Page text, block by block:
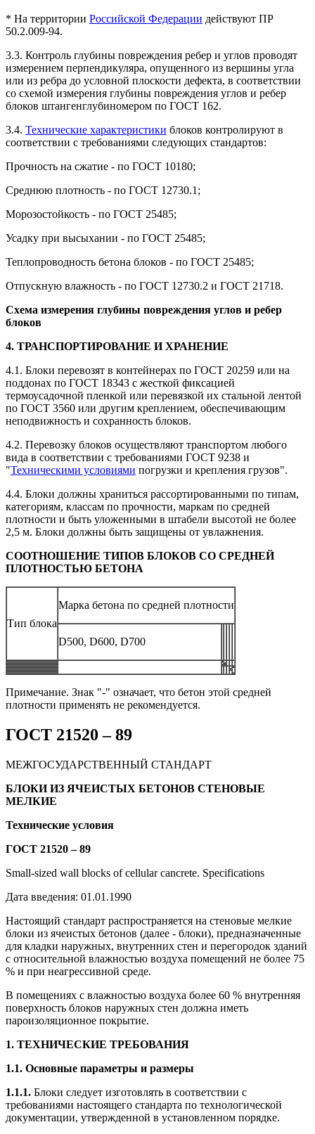
* На территории Российской Федерации действуют ПР
50.2.009-94.
3.3. Контроль глубины повреждения ребер и углов проводят
измерением перпендикуляра, опущенного из вершины угла
или из ребра до условной плоскости дефекта, в соответствии
со схемой измерения глубины повреждения углов и ребер
блоков штангенглубиномером по ГОСТ 162.
3.4. Технические характеристики блоков контролируют в
соответствии с требованиями следующих стандартов:
Прочность на сжатие - по ГОСТ 10180;
Среднюю плотность - по ГОСТ 12730.1;
Морозостойкость - по ГОСТ 25485;
Усадку при высыхании - по ГОСТ 25485;
Теплопроводность бетона блоков - по ГОСТ 25485;
Отпускную влажность - по ГОСТ 12730.2 и ГОСТ 21718.
Схема измерения глубины повреждения углов и ребер
блоков
4. ТРАНСПОРТИРОВАНИЕ И ХРАНЕНИЕ
4.1. Блоки перевозят в контейнерах по ГОСТ 20259 или на
поддонах по ГОСТ 18343 с жесткой фиксацией
термоусадочной пленкой или перевязкой их стальной лентой
по ГОСТ 3560 или другим креплением, обеспечивающим
неподвижность и сохранность блоков.
4.2. Перевозку блоков осуществляют транспортом любого
вида в соответствии с требованиями ГОСТ 9238 и
"Техническими условиями погрузки и крепления грузов".
4.4. Блоки должны храниться рассортированными по типам,
категориям, классам по прочности, маркам по средней
плотности и быть уложенными в штабели высотой не более
2,5 м. Блоки должны быть защищены от увлажнения.
СООТНОШЕНИЕ ТИПОВ БЛОКОВ СО СРЕДНЕЙ
ПЛОТНОСТЬЮ БЕТОНА
Тип блока
Марка бетона по средней плотности
D500, D600, D700
Примечание. Знак "-" означает, что бетон этой средней
плотности применять не рекомендуется.
ГОСТ 21520–89
МЕЖГОСУДАРСТВЕННЫЙ СТАНДАРТ
БЛОКИ ИЗ ЯЧЕИСТЫХ БЕТОНОВ СТЕНОВЫЕ
МЕЛКИЕ
Технические условия
ГОСТ 21520–89
Small-sized wall blocks of cellular cancrete. Specifications
Дата введения: 01.01.1990
Настоящий стандарт распространяется на стеновые мелкие
блоки из ячеистых бетонов (далее - блоки), предназначенные
для кладки наружных, внутренних стен и перегородок зданий
с относительной влажностью воздуха помещений не более 75
% и при неагрессивной среде.
В помещениях с влажностью воздуха более 60 % внутренняя
поверхность блоков наружных стен должна иметь
пароизоляционное покрытие.
1. ТЕХНИЧЕСКИЕ ТРЕБОВАНИЯ
1.1. Основные параметры и размеры
1.1.1. Блоки следует изготовлять в соответствии с
требованиями настоящего стандарта по технологической
документации, утвержденной в установленном порядке.